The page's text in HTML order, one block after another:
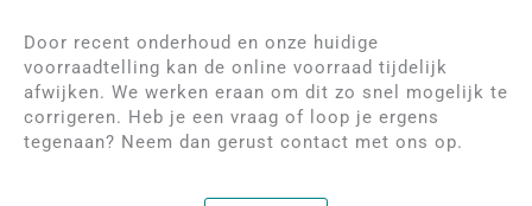
Per stuk
Bekijk product
Per stuk
Bekijk product
Door recent onderhoud en onze huidige
voorraadtelling kan de online voorraad tijdelijk
afwijken. We werken eraan om dit zo snel mogelijk te
corrigeren. Heb je een vraag of loop je ergens
tegenaan? Neem dan gerust contact met ons op.